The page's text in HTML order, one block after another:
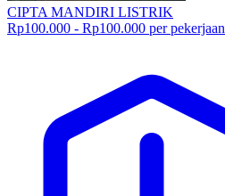
CIPTA MANDIRI LISTRIK
Rp100.000 - Rp100.000 per pekerjaan